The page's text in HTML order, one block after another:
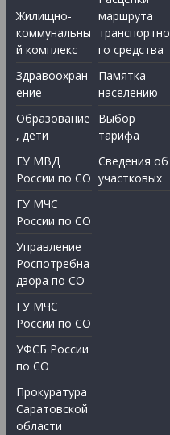
Жилищно-
коммунальны
й комплекс
Здравоохран
ение
Образование
, дети
ГУ МВД
России по СО
ГУ МЧС
России по СО
Управление
Роспотребна
дзора по СО
ГУ МЧС
России по СО
УФСБ России
по СО
Прокуратура
Саратовской
области
маршрута
транспортно
го средства
Памятка
населению
Выбор
тарифа
Сведения об
участковых